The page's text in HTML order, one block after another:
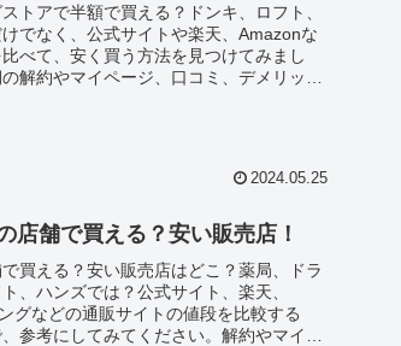
トアで半額で買える？ドンキ、ロフト、
でなく、公式サイトや楽天、Amazonな
べて、安く買う方法を見つけてみまし
解約やマイページ、口コミ、デメリット
2024.05.25
店舗で買える？安い販売店！
買える？安い販売店はどこ？薬局、ドラ
、ハンズでは？公式サイト、楽天、
グなどの通販サイトの値段を比較する
参考にしてみてください。解約やマイペ